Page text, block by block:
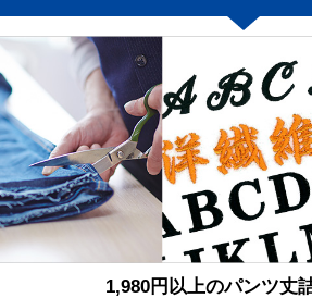
1,980円以上のパンツ丈